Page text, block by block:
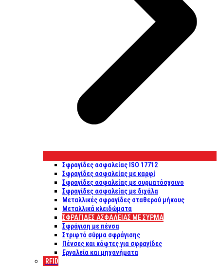
Σφραγίδες ασφαλείας ISO 17712
Σφραγίδες ασφαλείας με καρφί
Σφραγίδες ασφαλείας με συρματόσχοινο
Σφραγίδες ασφαλείας με διχάλα
Μεταλλικές σφραγίδες σταθερού μήκους
Μεταλλικά κλειδώματα
ΣΦΡΑΓΊΔΕΣ ΑΣΦΑΛΕΊΑΣ ΜΕ ΣΎΡΜΑ
Σφράγιση με πένσα
Στριφτό σύρμα σφράγισης
Πένσες και κόφτες για σφραγίδες
Εργαλεία και μηχανήματα
RFID